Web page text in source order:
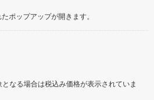
ポップアップが開きます。
なる場合は税込み価格が表示されていま